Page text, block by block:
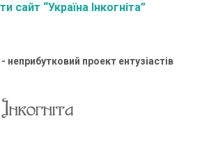
сайт “Україна Інкогніта”
- неприбутковий проект ентузіастів